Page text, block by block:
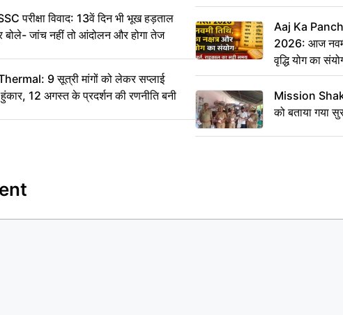
परीक्षा विवाद: 13वें दिन भी भूख हड़ताल
बोले- जांच नहीं तो आंदोलन और होगा तेज
9 सूत्री मांगों को लेकर सप्लाई
12 अगस्त के प्रदर्शन की रणनीति बनी
Aaj Ka
2026: आज
वृद्धि योग का
का सही समय
Mission
को बताया गया